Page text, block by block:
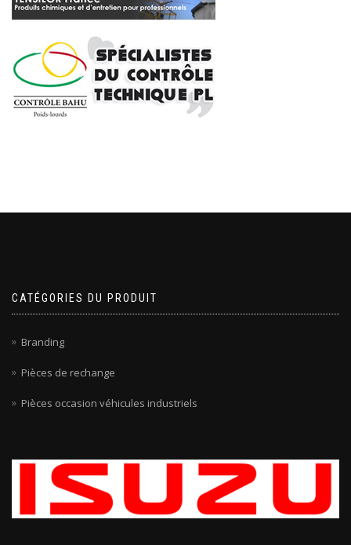
CATÉGORIES DU PRODUIT
Branding
Pièces de rechange
Pièces occasion véhicules industriels